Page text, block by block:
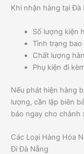
Khi nhận hàng tại Đà
Số lượng kiện
Tình trạng bao
Chất lượng
Phụ kiện đi
Nếu phát hiện hàng
lượng, cần lập biên
báo ngay cho chành
Các Loại Hàng Hóa
Đi Đà Nẵng